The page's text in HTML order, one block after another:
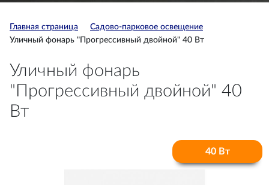
Главная страница
Садово-парковое освещение
Уличный фонарь "Прогрессивный двойной" 40 Вт
Уличный фонарь
"Прогрессивный двойной" 40
Вт
40 Вт